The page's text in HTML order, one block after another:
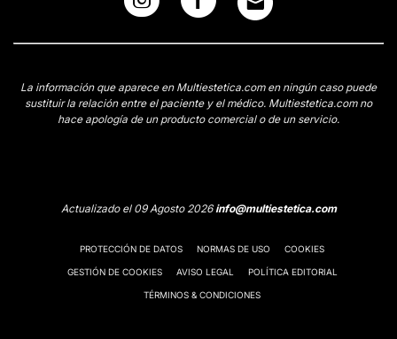
La información que aparece en Multiestetica.com en ningún caso puede
sustituir la relación entre el paciente y el médico. Multiestetica.com no
hace apología de un producto comercial o de un servicio.
Actualizado el 09 Agosto 2026info@multiestetica.com
PROTECCIÓN DE DATOS NORMAS DE USO COOKIES
GESTIÓN DE COOKIES AVISO LEGAL POLÍTICA EDITORIAL
TÉRMINOS & CONDICIONES